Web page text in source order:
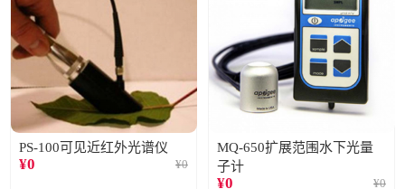
PS-100可见近红外光谱仪
¥0 ¥0
MQ-650扩展范围水下光量
子计
¥0 ¥0